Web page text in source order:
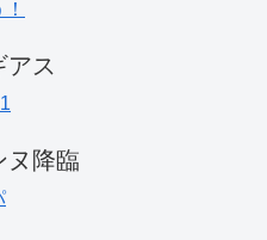
アス
ヌ降臨